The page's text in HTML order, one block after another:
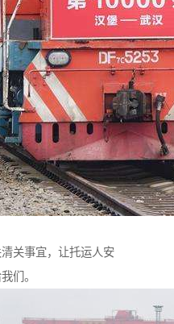
关事宜，让托运人安
们。